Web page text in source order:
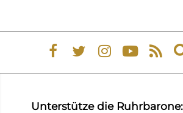
Unterstütze die Ruhrbarone: